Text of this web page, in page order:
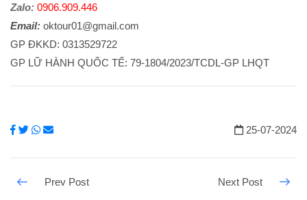
Zalo: 0906.909.446
Email: oktour01@gmail.com
​GP ĐKKD: 0313529722
GP LỮ HÀNH QUỐC TẾ: 79-1804/2023/TCDL-GP LHQT
25-07-2024